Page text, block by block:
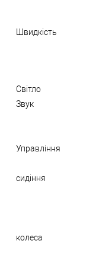
Швидкість
Світло
Звук
Управління
сидіння
колеса